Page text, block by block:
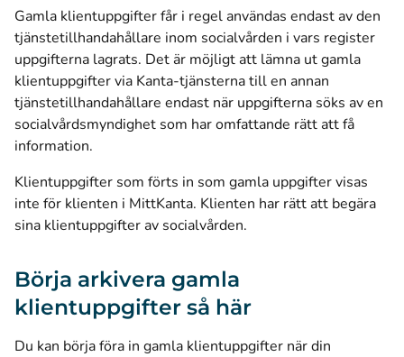
Gamla klientuppgifter får i regel användas endast av den
tjänstetillhandahållare inom socialvården i vars register
uppgifterna lagrats. Det är möjligt att lämna ut gamla
klientuppgifter via Kanta-tjänsterna till en annan
tjänstetillhandahållare endast när uppgifterna söks av en
socialvårdsmyndighet som har omfattande rätt att få
information.
Klientuppgifter som förts in som gamla uppgifter visas
inte för klienten i MittKanta. Klienten har rätt att begära
sina klientuppgifter av socialvården.
Börja arkivera gamla
klientuppgifter så här
Du kan börja föra in gamla klientuppgifter när din